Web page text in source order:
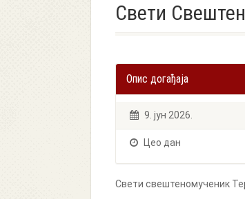
Свети
Опис догађаја
9. јун 2026.
Цео дан
Свети свештеномученик